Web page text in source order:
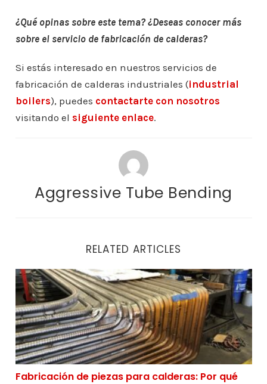
¿Qué opinas sobre este tema? ¿Deseas conocer más
sobre el servicio de fabricación de calderas?
Si estás interesado en nuestros servicios de
fabricación de calderas industriales (industrial
boilers), puedes contactarte con nosotros
visitando el siguiente enlace.
Aggressive Tube Bending
RELATED ARTICLES
Fabricación de piezas para calderas: Por qué confiar
Fabricación de piezas para calderas: Por qué